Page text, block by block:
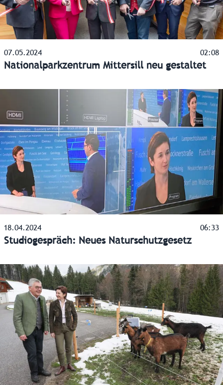
07.05.2024 02:08
Nationalparkzentrum Mittersill neu gestaltet
18.04.2024 06:33
Studiogespräch: Neues Naturschutzgesetz